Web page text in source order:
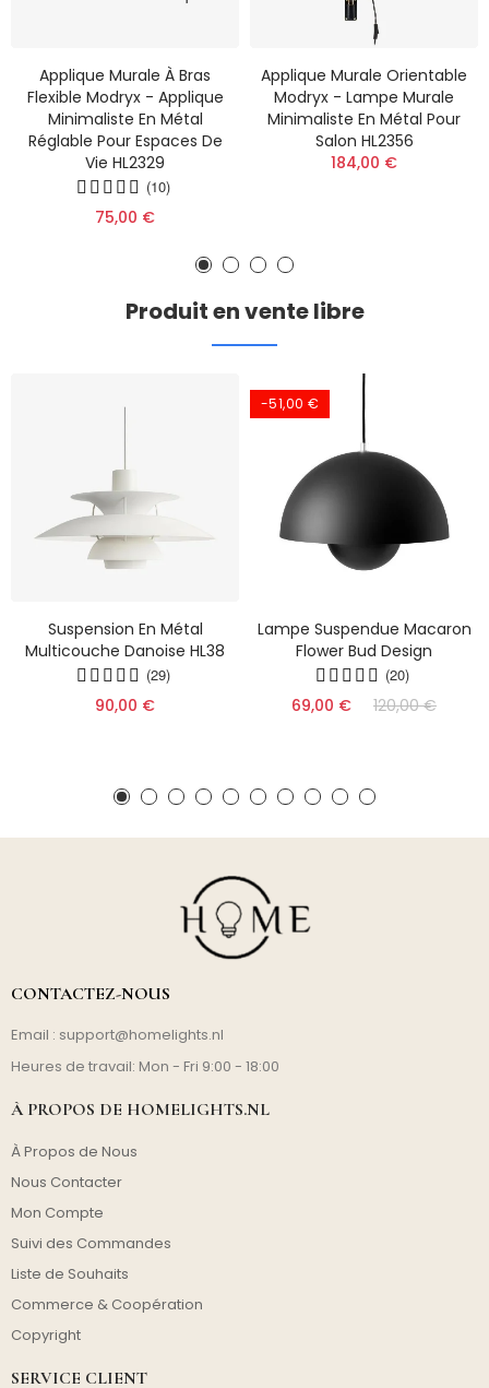
Applique Murale À Bras
Flexible Modryx - Applique
Minimaliste En Métal
Réglable Pour Espaces De
Vie HL2329
(10)
75,00 €
Applique Murale Orientable
Modryx - Lampe Murale
Minimaliste En Métal Pour
Salon HL2356
184,00 €
Produit en vente libre
Suspension En Métal
Multicouche Danoise HL38
(29)
90,00 €
-51,00 €
Lampe Suspendue Macaron
Flower Bud Design
(20)
69,00 € 120,00 €
CONTACTEZ-NOUS
Email : support@homelights.nl
Heures de travail: Mon - Fri 9:00 - 18:00
À PROPOS DE HOMELIGHTS.NL
À Propos de Nous
Nous Contacter
Mon Compte
Suivi des Commandes
Liste de Souhaits
Commerce & Coopération
Copyright
SERVICE CLIENT